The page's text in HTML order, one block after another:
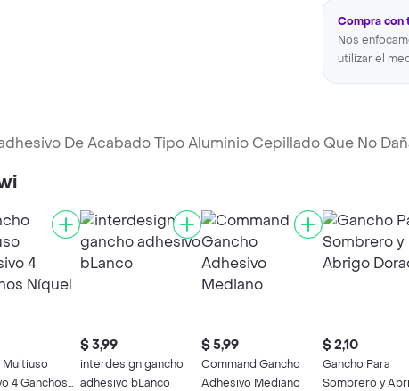
Compra con
Nos
utilizar el
De Acabado Tipo Aluminio Cepillado Que No
Multiuso
4 Ganchos
$ 3,99
interdesign gancho
adhesivo bLanco
$ 5,99
Command Gancho
Adhesivo Mediano
$ 2,10
Gancho Para
Sombrero y